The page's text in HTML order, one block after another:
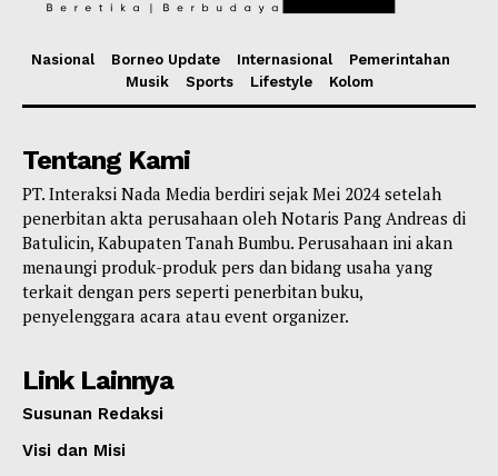
Nasional Borneo Update Internasional
Pemerintahan
Musik
Sports Lifestyle Kolom
Tentang Kami
PT. Interaksi Nada Media berdiri sejak Mei 2024 setelah
penerbitan akta perusahaan oleh Notaris Pang Andreas di
Batulicin, Kabupaten Tanah Bumbu. Perusahaan ini akan
menaungi produk-produk pers dan bidang usaha yang
terkait dengan pers seperti penerbitan buku,
penyelenggara acara atau event organizer.
Link Lainnya
Susunan Redaksi
Visi dan Misi